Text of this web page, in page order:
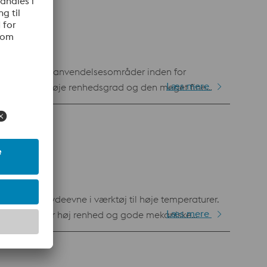
W.nr 1.2738 / AISI P20 / AFNOR 35
Bortset fra anvendelsesområder inden for
Den høje renhedsgrad og den meget fine
Bevist igen og igen Uddeholm Orvar Supreme
Fordele Forbedret
Læs mere
bedre ydeevne i værktøj til høje temperaturer.
opnår høj renhed og gode mekaniske
giver en egenskabsprofil, der er unik blandt stål
H13 / AFNOR 40 CDV 10 (ESR)
Læs mere